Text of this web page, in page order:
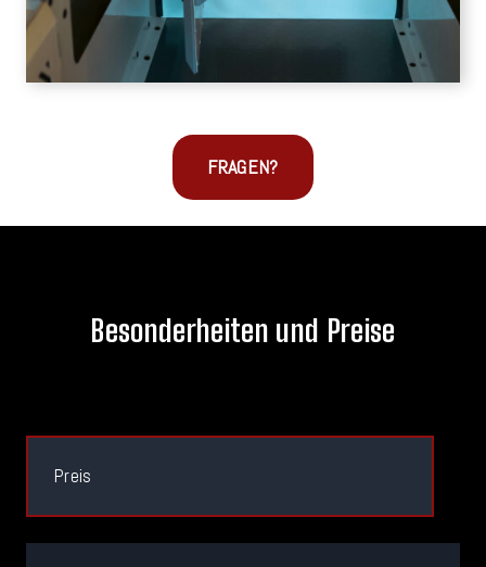
FRAGEN?
Besonderheiten und Preise
Preis